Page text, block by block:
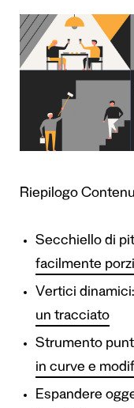
Riepilogo
Secchiello di
facilmente
Vertici
un tracciato
Strumento
in curve e
Espandere